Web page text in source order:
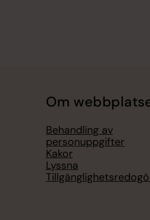
Om
Behandling av
personuppgifter
Kakor
Lyssna